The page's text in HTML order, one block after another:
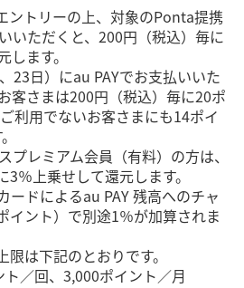
ントリーの上、対象のPonta提携
いただくと、200円（税込）毎に
ます。
23日）にau PAYでお支払いいた
客さまは200円（税込）毎に20ポ
利用でないお客さまにも14ポイ
プレミアム会員（有料）の方は、
％上乗せして還元します。
ードによるau PAY 残高へのチャ
イント）で別途1％が加算されま
は下記のとおりです。
／回、3,000ポイント／月